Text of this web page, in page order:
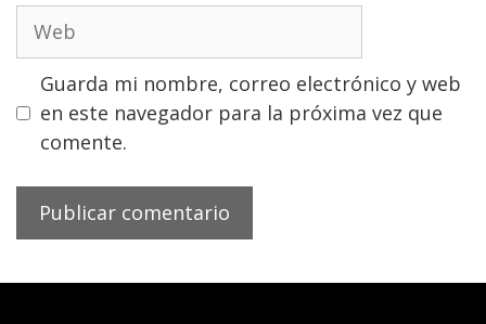
Guarda mi nombre, correo electrónico y web
en este navegador para la próxima vez que
comente.